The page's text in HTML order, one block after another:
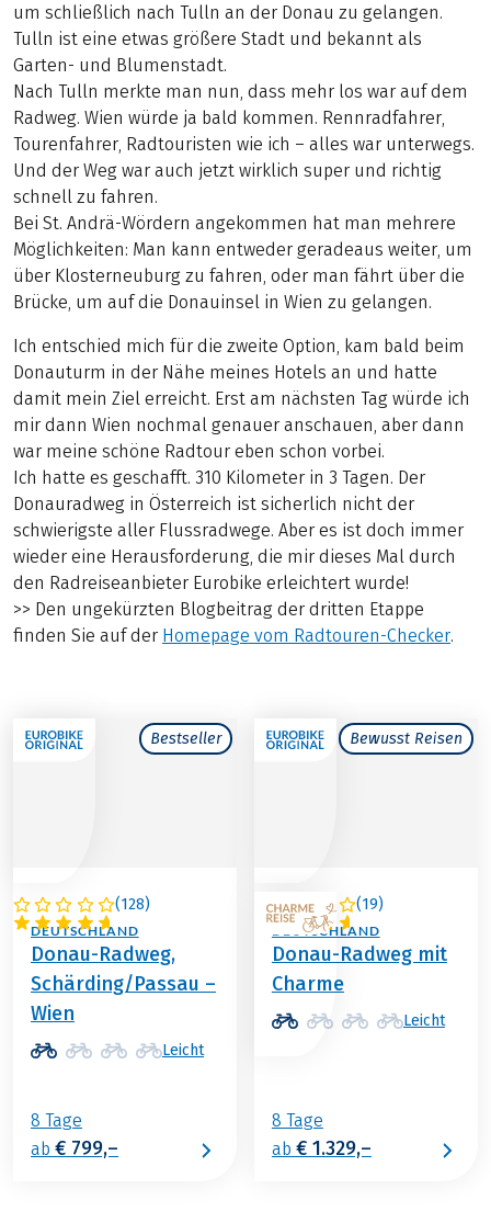
um schließlich nach Tulln an der Donau zu gelangen.
Tulln ist eine etwas größere Stadt und bekannt als
Garten- und Blumenstadt.
Nach Tulln merkte man nun, dass mehr los war auf dem
Radweg. Wien würde ja bald kommen. Rennradfahrer,
Tourenfahrer, Radtouristen wie ich – alles war unterwegs.
Und der Weg war auch jetzt wirklich super und richtig
schnell zu fahren.
Bei St. Andrä-Wördern angekommen hat man mehrere
Möglichkeiten: Man kann entweder geradeaus weiter, um
über Klosterneuburg zu fahren, oder man fährt über die
Brücke, um auf die Donauinsel in Wien zu gelangen.
Ich entschied mich für die zweite Option, kam bald beim
Donauturm in der Nähe meines Hotels an und hatte
damit mein Ziel erreicht. Erst am nächsten Tag würde ich
mir dann Wien nochmal genauer anschauen, aber dann
war meine schöne Radtour eben schon vorbei.
Ich hatte es geschafft. 310 Kilometer in 3 Tagen. Der
Donauradweg in Österreich ist sicherlich nicht der
schwierigste aller Flussradwege. Aber es ist doch immer
wieder eine Herausforderung, die mir dieses Mal durch
den Radreiseanbieter Eurobike erleichtert wurde!
>> Den ungekürzten Blogbeitrag der dritten Etappe
finden Sie auf der Homepage vom Radtouren-Checker.
Bestseller
(128)
ÖSTERREICH /
DEUTSCHLAND
Donau-Radweg,
Schärding/Passau –
Wien
Leicht
8 Tage
ab € 799,–
Bewusst Reisen
(19)
ÖSTERREICH /
DEUTSCHLAND
Donau-Radweg mit
Charme
Leicht
8 Tage
ab € 1.329,–